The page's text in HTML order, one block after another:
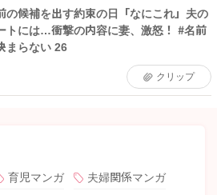
の候補を出す約束の日「なにこれ」夫の
トには…衝撃の内容に妻、激怒！ #名前
まらない 26
クリップ
育児マンガ
夫婦関係マンガ